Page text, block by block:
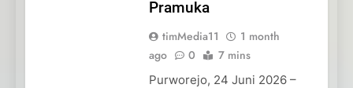
Pramuka
timMedia11
1 month
ago
0 7 mins
Purworejo, 24 Juni 2026 –